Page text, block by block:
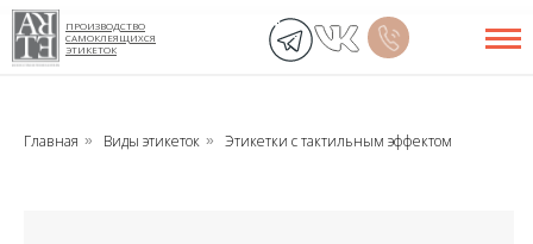
ПРОИЗВОДСТВО
САМОКЛЕЯЩИХСЯ
ЭТИКЕТОК
Главная » Виды этикеток » Этикетки с тактильным эффектом